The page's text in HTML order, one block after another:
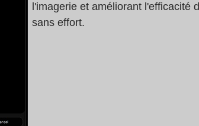
l'imagerie et améliorant l'efficacité
sans effort.